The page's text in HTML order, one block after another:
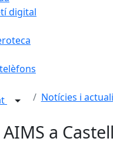
digital
Notícies i
a